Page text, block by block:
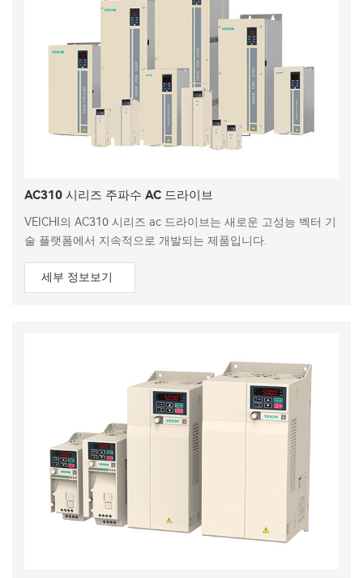
AC310 시리즈 주파수 AC 드라이브
VEICHI의 AC310 시리즈 ac 드라이브는 새로운 고성능 벡터 기
술 플랫폼에서 지속적으로 개발되는 제품입니다.
세부 정보보기